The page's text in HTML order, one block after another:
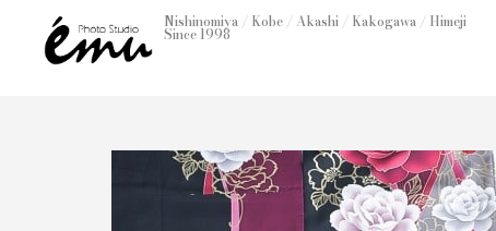
Nishinomiya / Kobe / Akashi / Kakogawa / Himeji
Since 1998